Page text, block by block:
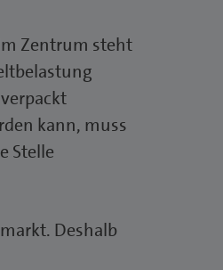
Zentrum steht
kann, muss
Stelle
Deshalb